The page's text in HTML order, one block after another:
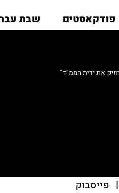
פודקאסטים שבת
את ידית הממ"ד"
| פייסבוק